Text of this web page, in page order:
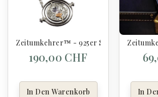
Zeitumkehrer™ - 925er Silber Edition -
190,00 CHF
In Den Warenkorb In